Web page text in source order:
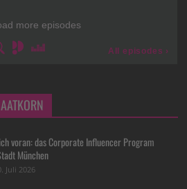
voran: das Corporate Influencer Program
München
Juli 2026